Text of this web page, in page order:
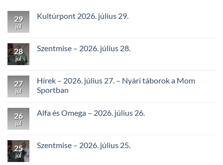
29
júl
Kultúrpont 2026. július 29.
28
júl
Szentmise – 2026. július 28.
27
júl
Hírek – 2026. július 27. – Nyári táborok a Mom
Sportban
26
júl
Alfa és Omega – 2026. július 26.
25
júl
Szentmise – 2026. július 25.